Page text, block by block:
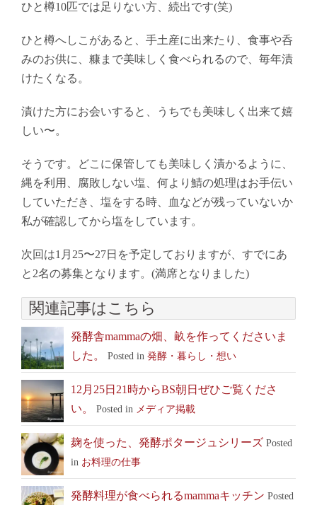
ひと樽10匹では足りない方、続出です(笑)
ひと樽へしこがあると、手土産に出来たり、食事や呑
みのお供に、糠まで美味しく食べられるので、毎年漬
けたくなる。
漬けた方にお会いすると、うちでも美味しく出来て嬉
しい〜。
そうです。どこに保管しても美味しく漬かるように、
縄を利用、腐敗しない塩、何より鯖の処理はお手伝い
していただき、塩をする時、血などが残っていないか
私が確認してから塩をしています。
次回は1月25〜27日を予定しておりますが、すでにあ
と2名の募集となります。(満席となりました)
関連記事はこちら
発酵舎mammaの畑、畝を作ってくださいま
した。
Posted in 発酵・暮らし・想い
12月25日21時からBS朝日ぜひご覧くださ
い。
Posted in メディア掲載
麹を使った、発酵ポタージュシリーズ Posted
in お料理の仕事
発酵料理が食べられるmammaキッチン Posted